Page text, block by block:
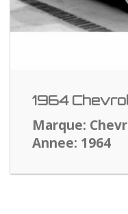
1964
Marque:
Annee: 1964